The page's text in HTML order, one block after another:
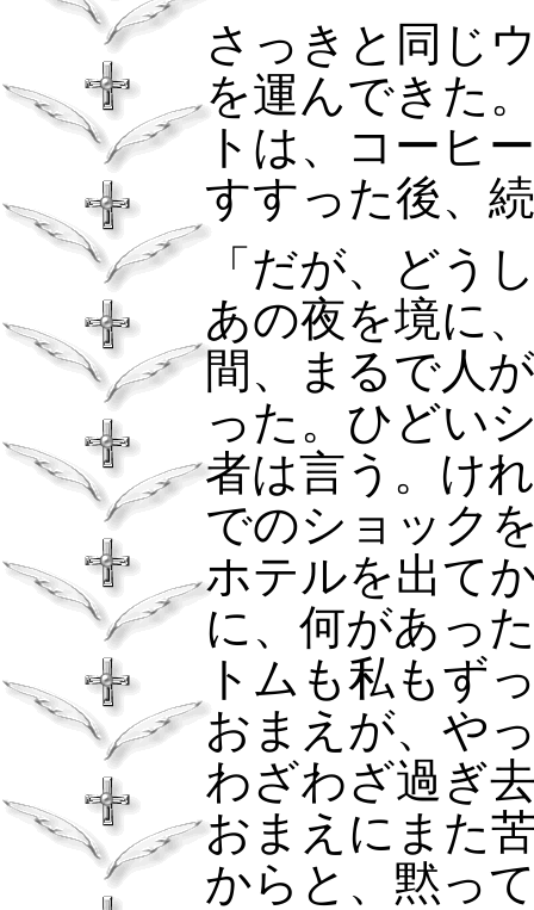
さっきと同じ
を運んできた
トは、コーヒ
すすった後、
「だが、どう
あの夜を境に
間、まるで人
った。ひどい
者は言う。け
でのショック
ホテルを出て
に、何があっ
トムも私もず
おまえが、や
わざわざ過ぎ
おまえにまた
からと、黙っ